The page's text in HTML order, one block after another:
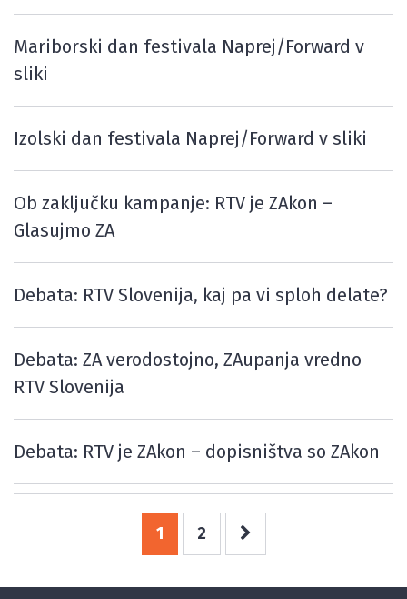
Mariborski dan festivala Naprej/Forward v
sliki
Izolski dan festivala Naprej/Forward v sliki
Ob zaključku kampanje: RTV je ZAkon –
Glasujmo ZA
Debata: RTV Slovenija, kaj pa vi sploh delate?
Debata: ZA verodostojno, ZAupanja vredno
RTV Slovenija
Debata: RTV je ZAkon – dopisništva so ZAkon
1 2